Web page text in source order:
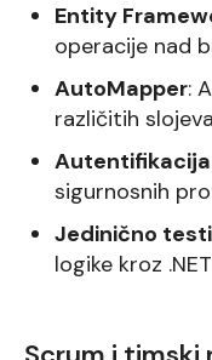
Entity
operacije nad
AutoMapper:
različitih
sigurnosnih
Jedinično
logike kroz